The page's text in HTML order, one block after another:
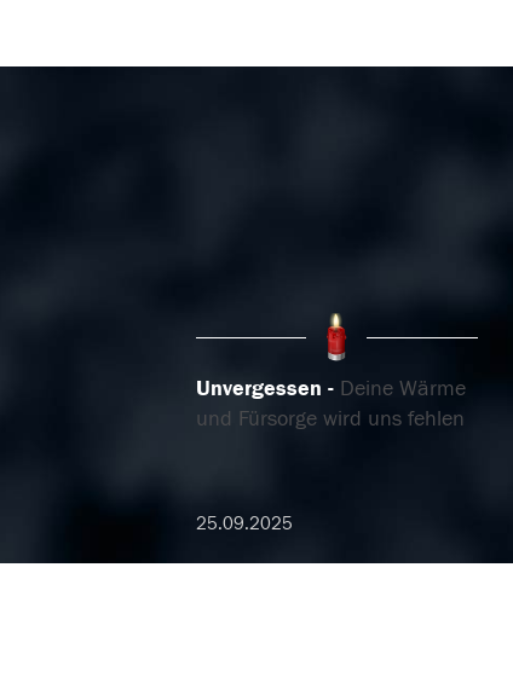
Unvergessen
Deine Wärme
und Fürsorge wird uns fehlen
25.09.2025